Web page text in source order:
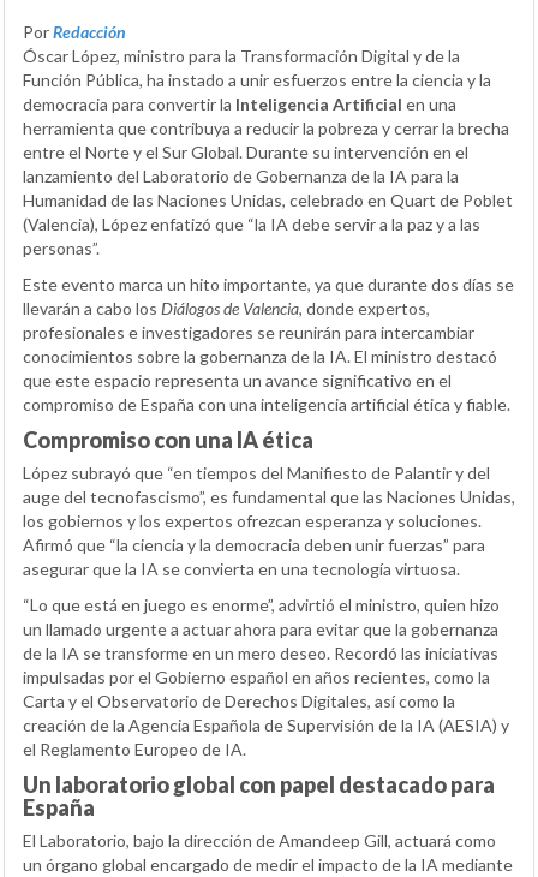
PorRedacción
Óscar López, ministro para la Transformación Digital y de la
Función Pública, ha instado a unir esfuerzos entre la ciencia y la
democracia para convertir la Inteligencia Artificial en una
herramienta que contribuya a reducir la pobreza y cerrar la brecha
entre el Norte y el Sur Global. Durante su intervención en el
lanzamiento del Laboratorio de Gobernanza de la IA para la
Humanidad de las Naciones Unidas, celebrado en Quart de Poblet
(Valencia), López enfatizó que “la IA debe servir a la paz y a las
personas”.
Este evento marca un hito importante, ya que durante dos días se
llevarán a cabo los Diálogos de Valencia, donde expertos,
profesionales e investigadores se reunirán para intercambiar
conocimientos sobre la gobernanza de la IA. El ministro destacó
que este espacio representa un avance significativo en el
compromiso de España con una inteligencia artificial ética y fiable.
Compromiso con una IA ética
López subrayó que “en tiempos del Manifiesto de Palantir y del
auge del tecnofascismo”, es fundamental que las Naciones Unidas,
los gobiernos y los expertos ofrezcan esperanza y soluciones.
Afirmó que “la ciencia y la democracia deben unir fuerzas” para
asegurar que la IA se convierta en una tecnología virtuosa.
“Lo que está en juego es enorme”, advirtió el ministro, quien hizo
un llamado urgente a actuar ahora para evitar que la gobernanza
de la IA se transforme en un mero deseo. Recordó las iniciativas
impulsadas por el Gobierno español en años recientes, como la
Carta y el Observatorio de Derechos Digitales, así como la
creación de la Agencia Española de Supervisión de la IA (AESIA) y
el Reglamento Europeo de IA.
Un laboratorio global con papel destacado para
España
El Laboratorio, bajo la dirección de Amandeep Gill, actuará como
un órgano global encargado de medir el impacto de la IA mediante